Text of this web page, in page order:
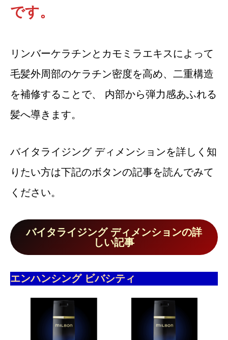
です。
リンバーケラチンとカモミラエキスによって
毛髪外周部のケラチン密度を高め、二重構造
を補修することで、 内部から弾力感あふれる
髪へ導きます。
バイタライジング ディメンションを詳しく知
りたい方は下記のボタンの記事を読んでみて
ください。
バイタライジング ディメンションの詳
しい記事
エンハンシング ビバシティ